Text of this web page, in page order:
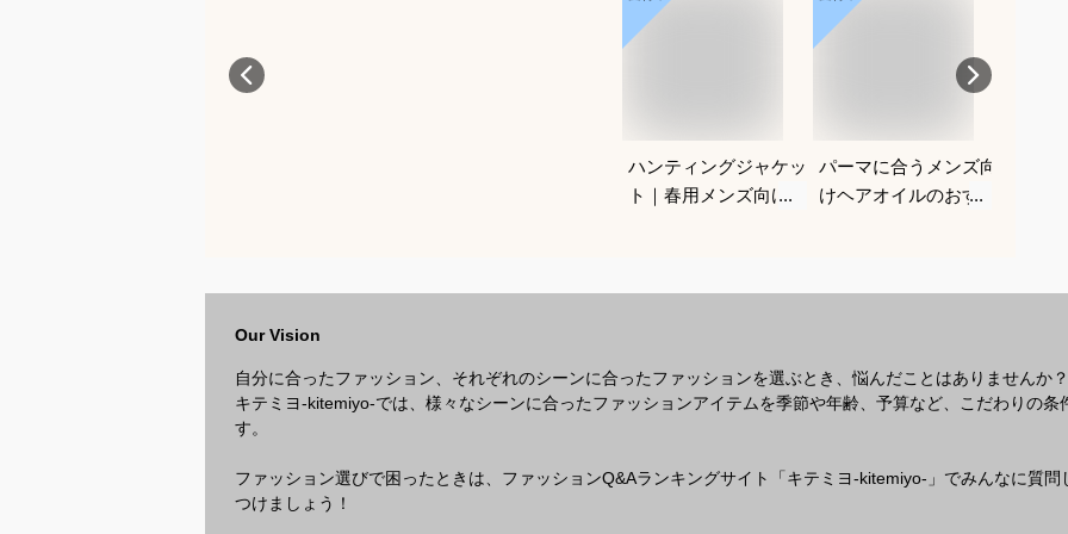
ハンティングジャケッ
ト｜春用メンズ向け！
パーマに合うメンズ向
けヘアオイルのおすす
Our Vision
自分に合ったファッション、それぞれのシーンに合ったファッションを選ぶとき、悩んだことはありませんか？
キテミヨ-kitemiyo-では、様々なシーンに合ったファッションアイテムを季節や年齢、予算など、こだわりの条
す。
ファッション選びで困ったときは、ファッションQ&Aランキングサイト「キテミヨ-kitemiyo-」でみんなに質
つけましょう！